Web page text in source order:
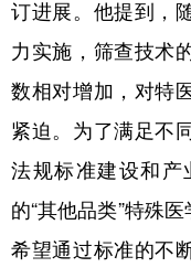
订进展。他提到，
力实施，筛查技术
数相对增加，对特
紧迫。为了满足不
法规标准建设和产
的“其他品类”特殊
希望通过标准的不